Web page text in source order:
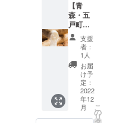
保管 も
ずく：
冷凍庫
で保管
し1年 ※
送料込
※原材料
及び添
加物等
の食品
表示は
お届け
一夜干
しに。
加熱調
理でお
召し上
がりく
ださ
い。 賞
味期
限：冷
凍で製
造日か
の食品
表示は
お届け
商品の
ラベル
に表記
されま
い。
状況に
より北
海道産
製品で
出荷す
る場合
がござ
います
賞味期
限：冷
凍は製
造より1
年。
【青
森・五
戸町の
とよか
わ農園
のなが
いも畑
オー
ナー
権】
2025年
11月収
穫分の
支援
者：
1人
お届
け予
定：
2022
年12
月
こ
の
リ